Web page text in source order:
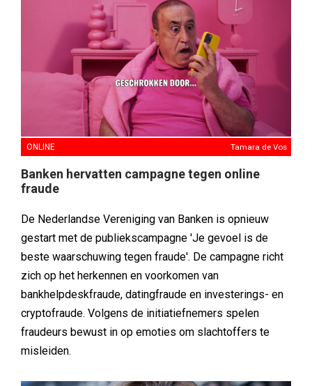
ONLINE Tamara de Vos
Banken hervatten campagne tegen online
fraude
De Nederlandse Vereniging van Banken is opnieuw
gestart met de publiekscampagne 'Je gevoel is de
beste waarschuwing tegen fraude'. De campagne richt
zich op het herkennen en voorkomen van
bankhelpdeskfraude, datingfraude en investerings- en
cryptofraude. Volgens de initiatiefnemers spelen
fraudeurs bewust in op emoties om slachtoffers te
misleiden.